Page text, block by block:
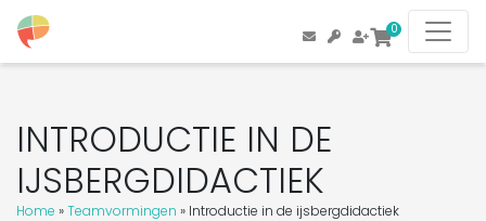
0
INTRODUCTIE IN DE
IJSBERGDIDACTIEK
Home »Teamvormingen » Introductie in de ijsbergdidactiek